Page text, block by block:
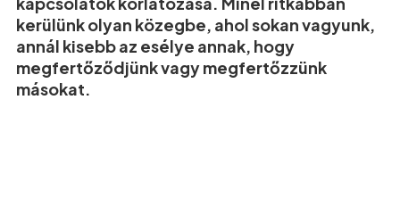
kerülünk olyan közegbe, ahol sokan vagyunk,
annál kisebb az esélye annak, hogy
megfertőződjünk vagy megfertőzzünk
másokat.